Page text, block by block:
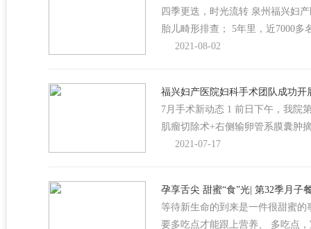
四季更迭，时光流转 泉州福兴妇
胎儿畸形排查； 5年里，近7000
2021-08-02
福兴妇产医院妇科手术团队成功开
7月手术新动态 1 前日下午，我院
肌瘤切除术+右侧输卵管系膜囊肿
2021-07-17
孕享舌尖 甜蜜“食”光| 第32季月子
等待新生命的到来是一件很甜蜜
要多吃点才能跟上营养、 多吃点